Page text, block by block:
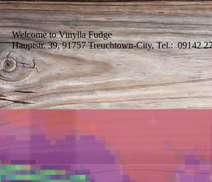
Welcome to Vinylla Fudge
Hauptstr. 39, 91757 Treuchtown-City, Tel.: 09142